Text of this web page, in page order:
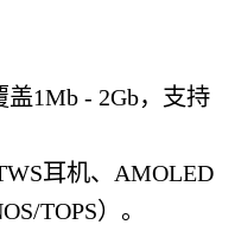
盖1Mb - 2Gb，支持
耳机、AMOLED
TOPS）。